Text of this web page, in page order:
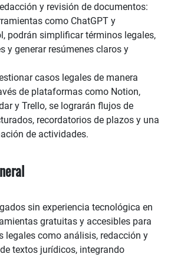
y revisión de documentos:
como ChatGPT y
podrán simplificar términos legales,
y generar resúmenes claros y
casos legales de manera
de plataformas como Notion,
y Trello, se lograrán flujos de
recordatorios de plazos y una
de actividades.
sin experiencia tecnológica en
gratuitas y accesibles para
legales como análisis, redacción y
textos jurídicos, integrando